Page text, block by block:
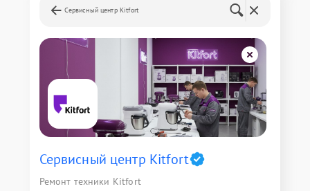
Сервисный центр Kitfort
Сервисный центр Kitfort
Ремонт техники Kitfort